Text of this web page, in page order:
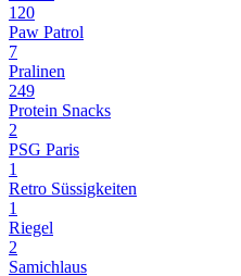
120
Paw Patrol
7
Pralinen
249
Protein Snacks
2
PSG Paris
1
Retro Süssigkeiten
1
Riegel
2
Samichlaus